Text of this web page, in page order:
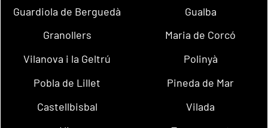
Guardiola de Berguedà
Gualba
Granollers
Maria de Corcó
Vilanova i la Geltrú
Polinyà
Pobla de Lillet
Pineda de Mar
Castellbisbal
Vilada